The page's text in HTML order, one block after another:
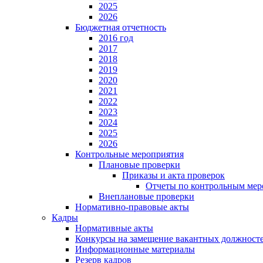
2025
2026
Бюджетная отчетность
2016 год
2017
2018
2019
2020
2021
2022
2023
2024
2025
2026
Контрольные мероприятия
Плановые проверки
Приказы и акта проверок
Отчеты по контрольным
Внеплановые проверки
Нормативно-правовые акты
Кадры
Нормативные акты
Конкурсы на замещение вакантных
Информационные материалы
Резерв кадров